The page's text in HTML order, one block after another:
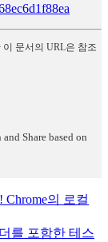
문서의 URL은 참조
Share based on
의 로컬
더를 포함한 테스